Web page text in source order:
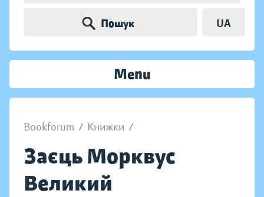
Пошук UA
Menu
Bookforum / Книжки /
Заєць Морквус
Великий